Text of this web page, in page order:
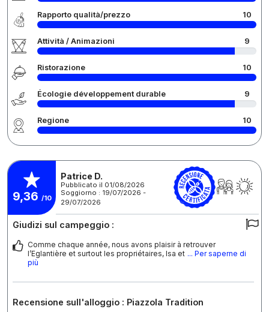
Rapporto qualità/prezzo 10
Attività / Animazioni 9
Ristorazione 10
Écologie développement durable 9
Regione 10
9,36 /10
Patrice D.
Pubblicato il 01/08/2026
Soggiorno : 19/07/2026 -
29/07/2026
Giudizi sul campeggio :
Comme chaque année, nous avons plaisir à retrouver
l’Eglantière et surtout les propriétaires, Isa et ... Per saperne di
più
Recensione sull'alloggio : Piazzola Tradition